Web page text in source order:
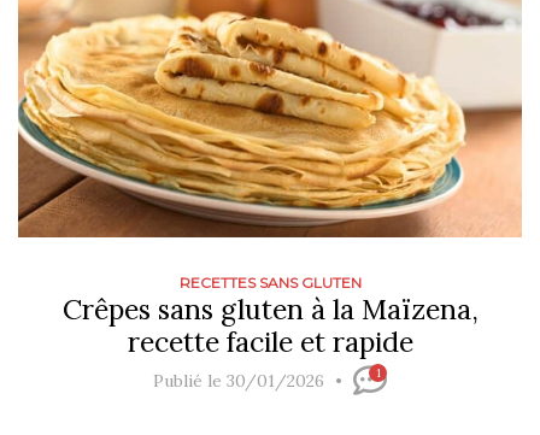
RECETTES SANS GLUTEN
Crêpes sans gluten à la Maïzena,
recette facile et rapide
Publié le 30/01/2026 1